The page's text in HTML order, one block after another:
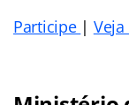
Participe |